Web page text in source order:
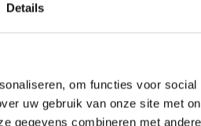
Details
om functies voor social
uw gebruik van onze site met
gegevens combineren met
€
mm